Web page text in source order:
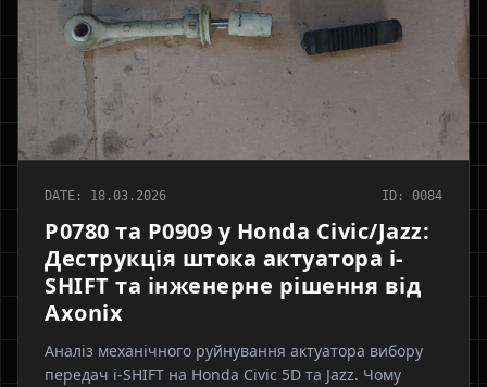
DATE: 18.03.2026 ID: 0084
P0780 та P0909 у Honda Civic/Jazz:
Деструкція штока актуатора i-
SHIFT та інженерне рішення від
Axonix
Аналіз механічного руйнування актуатора вибору
передач i-SHIFT на Honda Civic 5D та Jazz. Чому